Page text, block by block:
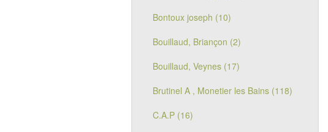
Bontoux joseph (10)
Bouillaud, Briançon (2)
Bouillaud, Veynes (17)
Brutinel A , Monetier les Bains (118)
C.A.P (16)